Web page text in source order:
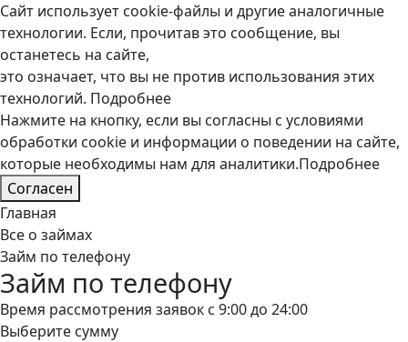
Сайт использует cookie-файлы и другие аналогичные
технологии. Если, прочитав это сообщение, вы
останетесь на сайте,
это означает, что вы не против использования этих
технологий. Подробнее
Нажмите на кнопку, если вы согласны с условиями
обработки cookie и информации о поведении на сайте,
которые необходимы нам для аналитики.Подробнее
Согласен
Главная
Все о займах
Займ по телефону
Займ по телефону
Время рассмотрения заявок с 9:00 до 24:00
Выберите сумму